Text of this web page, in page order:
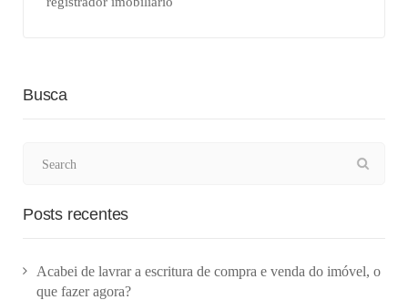
Busca
Posts recentes
Acabei de lavrar a escritura de compra e venda do imóvel, o
que fazer agora?